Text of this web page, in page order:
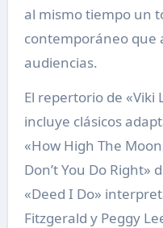
al mismo tiempo un
contemporáneo que
audiencias.
El repertorio de «Viki
incluye clásicos
«How High The
Don’t You Do Right»
«Deed I Do»
Fitzgerald y Peggy